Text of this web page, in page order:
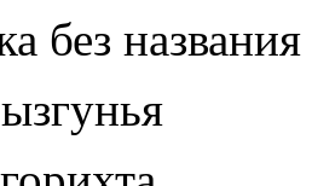
без названия